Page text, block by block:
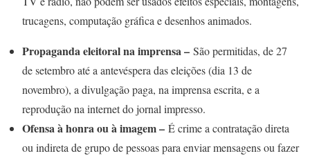
trucagens, computação gráfica e desenhos animados.
Propaganda eleitoral na imprensa – São permitidas, de 27
de setembro até a antevéspera das eleições (dia 13 de
novembro), a divulgação paga, na imprensa escrita, e a
reprodução na internet do jornal impresso.
Ofensa à honra ou à imagem – É crime a contratação direta
ou indireta de grupo de pessoas para enviar mensagens ou fazer